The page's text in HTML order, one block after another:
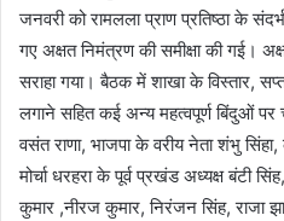
जनवरी को रामलला प्राण प्रतिष्ठा के
गए अक्षत निमंत्रण की समीक्षा की गई।
सराहा गया। बैठक में शाखा के विस्तार,
लगाने सहित कई अन्य महत्वपूर्ण बिंदुओं
वसंत राणा, भाजपा के वरीय नेता शंभु
मोर्चा धरहरा के पूर्व प्रखंड अध्यक्ष बंटी
कुमार ,नीरज कुमार, निरंजन सिंह, राजा